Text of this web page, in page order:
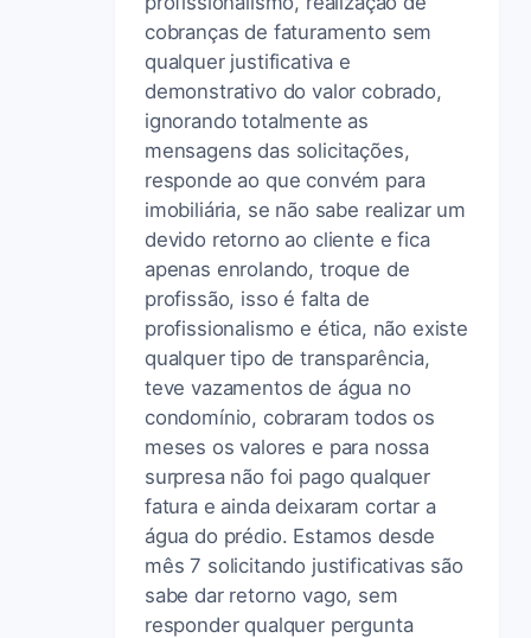
cobranças de faturamento sem
qualquer justificativa e
demonstrativo do valor cobrado,
ignorando totalmente as
mensagens das solicitações,
responde ao que convém para
imobiliária, se não sabe realizar um
devido retorno ao cliente e fica
apenas enrolando, troque de
profissão, isso é falta de
profissionalismo e ética, não existe
qualquer tipo de transparência,
teve vazamentos de água no
condomínio, cobraram todos os
meses os valores e para nossa
surpresa não foi pago qualquer
fatura e ainda deixaram cortar a
água do prédio. Estamos desde
mês 7 solicitando justificativas são
sabe dar retorno vago, sem
responder qualquer pergunta